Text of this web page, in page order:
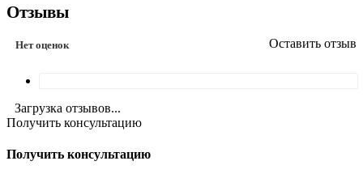
Отзывы
Нет оценок Оставить отзыв
Загрузка отзывов...
Получить консультацию
Получить консультацию